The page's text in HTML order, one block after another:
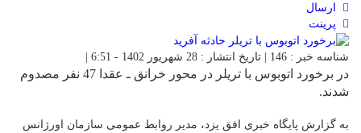
ارسال
پرینت
شناسه خبر : 146 | تاریخ انتشار : 28 شهریور 1402 - 6:51 |
در برخورد اتوبوس با تریلر در محور خرانق ـ عقدا 47 نفر مصدوم
شدند.
به گزارش پایگاه خبری افق یزد، مدیر روابط عمومی سازمان اورژانس